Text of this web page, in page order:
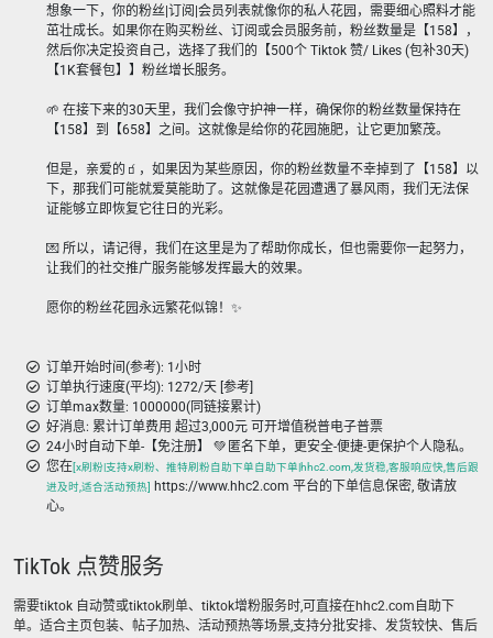
想象一下，你的粉丝|订阅|会员列表就像你的私人花园，需要细心照料才能
茁壮成长。如果你在购买粉丝、订阅或会员服务前，粉丝数量是【158】，
然后你决定投资自己，选择了我们的【500个 Tiktok 赞/ Likes (包补30天)
【1K套餐包】】粉丝增长服务。
🌱 在接下来的30天里，我们会像守护神一样，确保你的粉丝数量保持在
【158】到【658】之间。这就像是给你的花园施肥，让它更加繁茂。
但是，亲爱的🧃，如果因为某些原因，你的粉丝数量不幸掉到了【158】以
下，那我们可能就爱莫能助了。这就像是花园遭遇了暴风雨，我们无法保
证能够立即恢复它往日的光彩。
💌 所以，请记得，我们在这里是为了帮助你成长，但也需要你一起努力，
让我们的社交推广服务能够发挥最大的效果。
愿你的粉丝花园永远繁花似锦！✨
订单开始时间(参考): 1小时
订单执行速度(平均): 1272/天 [参考]
订单max数量: 1000000(同链接累计)
好消息: 累计订单费用 超过3,000元 可开增值税普电子普票
24小时自动下单-【免注册】 💚 匿名下单，更安全-便捷-更保护个人隐私。
您在[x刷粉|支持x刷粉、推特刷粉自助下单自助下单|hhc2.com,发货稳,客服响应快,售后跟
进及时,适合活动预热]
https://www.hhc2.com 平台的下单信息保密, 敬请放
心。
TikTok 点赞服务
需要tiktok 自动赞或tiktok刷单、tiktok增粉服务时,可直接在hhc2.com自助下
单。适合主页包装、帖子加热、活动预热等场景,支持分批安排、发货较快、售后